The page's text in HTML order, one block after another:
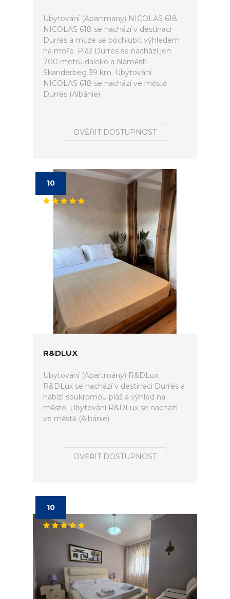
Ubytování (Apartmány) NICOLAS 618.
NICOLAS 618 se nachází v destinaci
Durrës a může se pochlubit výhledem
na moře. Pláž Durrës se nachází jen
700 metrů daleko a Náměstí
Skanderbeg 39 km. Ubytování
NICOLAS 618 se nachází ve městě
Durrës (Albánie).
OVĚŘIT DOSTUPNOST
10
R&DLUX
Ubytování (Apartmány) R&DLux.
R&DLux se nachází v destinaci Durrës a
nabízí soukromou pláž a výhled na
město. Ubytování R&DLux se nachází
ve městě (Albánie).
OVĚŘIT DOSTUPNOST
10